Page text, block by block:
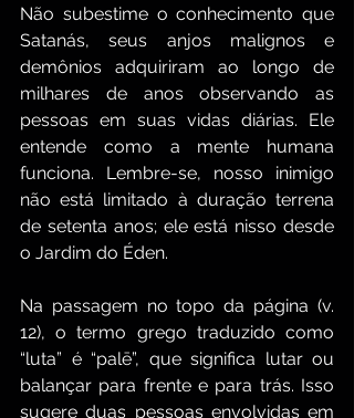
Não subestime o conhecimento que
Satanás, seus anjos malignos e
demônios adquiriram ao longo de
milhares de anos observando as
pessoas em suas vidas diárias. Ele
entende como a mente humana
funciona. Lembre-se, nosso inimigo
não está limitado à duração terrena
de setenta anos; ele está nisso desde
o Jardim do Éden.
Na passagem no topo da página (v.
12), o termo grego traduzido como
“luta” é “palē”, que significa lutar ou
balançar para frente e para trás. Isso
sugere duas pessoas envolvidas em